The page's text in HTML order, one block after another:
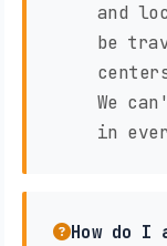
and
be
We
in
How do I